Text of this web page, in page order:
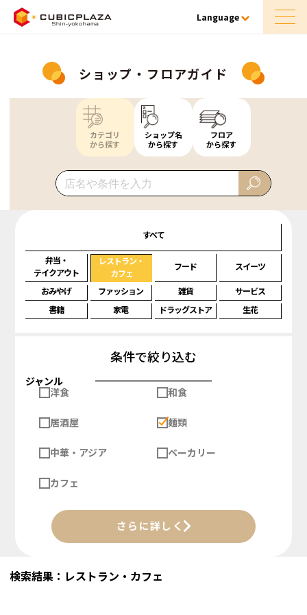
Language
ショップ・フロアガイド
カテゴリ
から探す
ショップ名
から探す
フロア
から探す
すべて
弁当・
テイクアウト
レストラン・
カフェ
フード スイーツ
おみやげ ファッション 雑貨
サービス
書籍
家電 ドラッグストア 生花
条件で絞り込む
ジャンル
洋食
和食
居酒屋 麺類
中華・アジア ベーカリー
カフェ
さらに詳しく
検索結果：レストラン・カフェ